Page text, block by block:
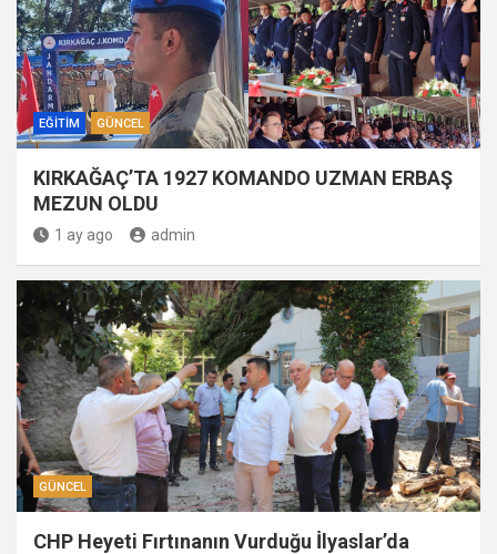
EĞITIM GÜNCEL
KIRKAĞAÇ’TA 1927 KOMANDO UZMAN ERBAŞ
MEZUN OLDU
1 ay ago admin
GÜNCEL
CHP Heyeti Fırtınanın Vurduğu İlyaslar’da